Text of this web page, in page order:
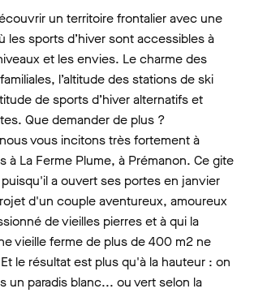
un territoire frontalier avec une
les sports d’hiver sont accessibles à
et les envies. Le charme des
l’altitude des stations de ski
de sports d’hiver alternatifs et
Que demander de plus ?
vous incitons très fortement à
à La Ferme Plume, à Prémanon. Ce gite
a ouvert ses portes en janvier
d'un couple aventureux, amoureux
de vieilles pierres et à qui la
vieille ferme de plus de 400 m2 ne
le résultat est plus qu'à la hauteur : on
un paradis blanc... ou vert selon la